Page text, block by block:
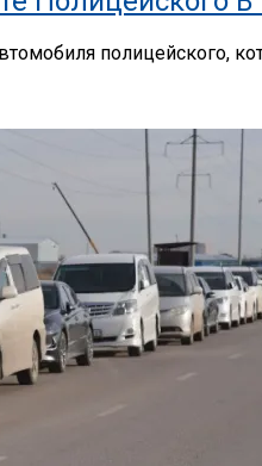
полицейского,